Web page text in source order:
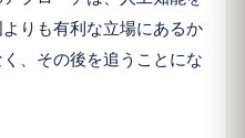
りも有利な立場にあるか
、その後を追うことにな